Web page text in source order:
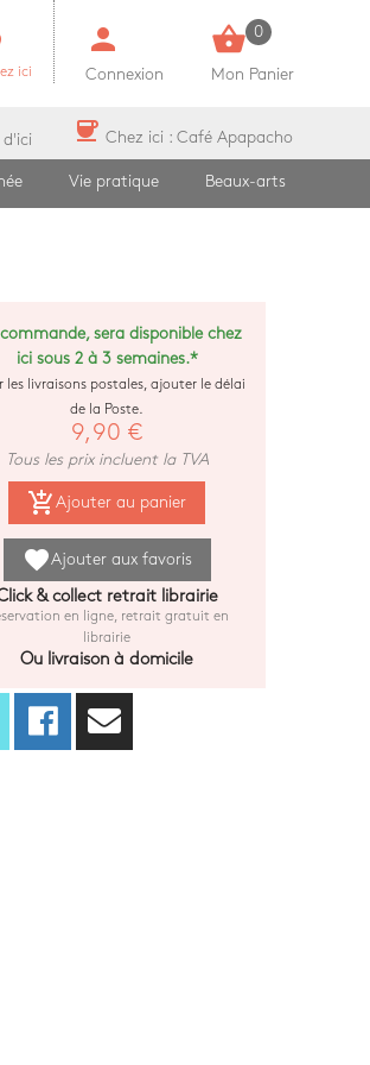
ici
person
Connexion
shopping_basket 0
Mon Panier
d'ici coffee Chez ici : Café Apapacho
Vie pratique Beaux-arts
sera disponible chez
ici sous 2 à 3 semaines.*
les livraisons postales, ajouter le délai
de la Poste.
9,90 €
Tous les prix incluent la TVA
add_shopping_cart Ajouter au panier
favoriteAjouter aux favoris
& collect retrait librairie
en ligne, retrait gratuit en
librairie
Ou livraison à domicile